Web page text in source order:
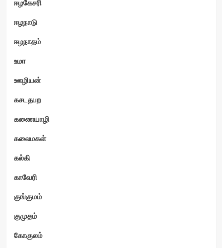
ஈழகேசரி
ஈழநாடு
ஈழநாதம்
உமா
ஊழியன்
கசடதபற
கணையாழி
கலைமகள்
கல்கி
காவேரி
குங்குமம்
குமுதம்
கோகுலம்